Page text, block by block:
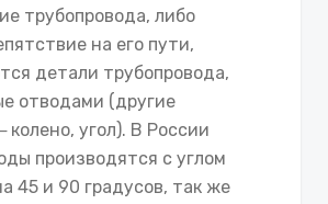
трубопровода, либо
на его пути,
детали трубопровода,
отводами (другие
колено, угол). В России
производятся с углом
45 и 90 градусов, так же